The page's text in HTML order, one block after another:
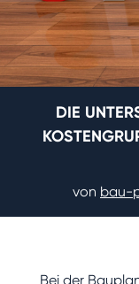
DIE
von bau-
Bei der